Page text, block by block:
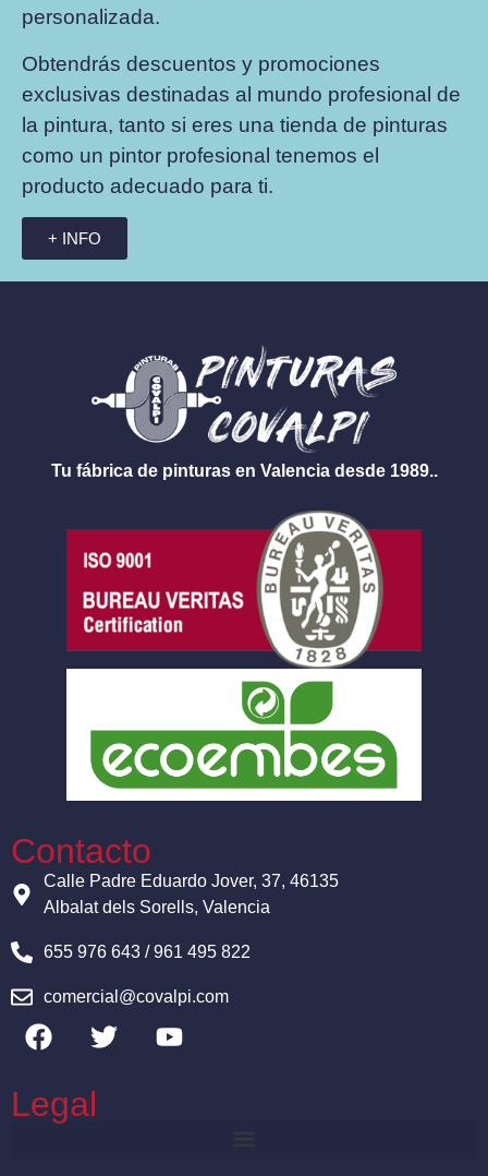
personalizada.
Obtendrás descuentos y promociones
exclusivas destinadas al mundo profesional de
la pintura, tanto si eres una tienda de pinturas
como un pintor profesional tenemos el
producto adecuado para ti.
+ INFO
Tu fábrica de pinturas en Valencia desde 1989..
Contacto
Calle Padre Eduardo Jover, 37, 46135
Albalat dels Sorells, Valencia
655 976 643 / 961 495 822
comercial@covalpi.com
Legal